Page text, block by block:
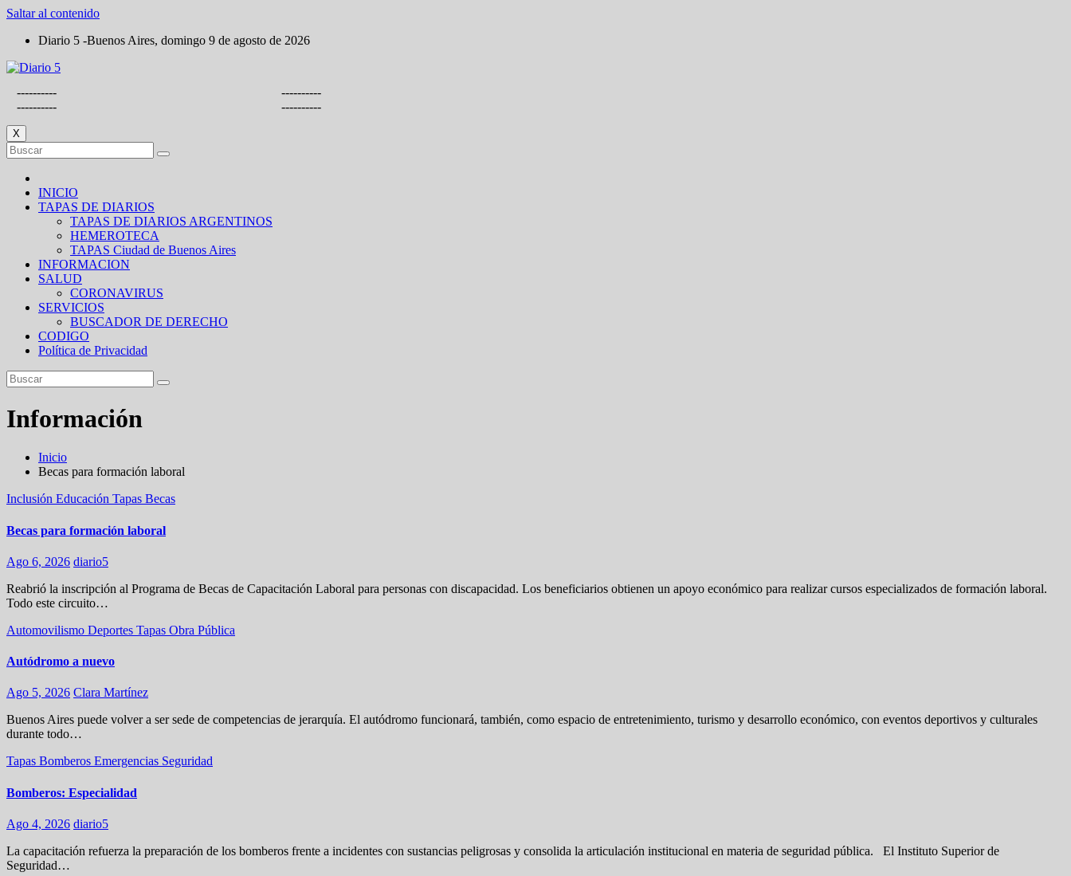
Saltar al contenido
Diario 5 -Buenos Aires, domingo 9 de agosto de 2026
----------
----------
----------
----------
X
INICIO
TAPAS DE DIARIOS
TAPAS DE DIARIOS ARGENTINOS
HEMEROTECA
TAPAS Ciudad de Buenos Aires
INFORMACION
SALUD
CORONAVIRUS
SERVICIOS
BUSCADOR DE DERECHO
CODIGO
Política de Privacidad
Información
Inicio
Becas para formación laboral
Inclusión Educación Tapas Becas
Becas para formación laboral
Ago 6, 2026 diario5
Reabrió la inscripción al Programa de Becas de Capacitación Laboral para personas con discapacidad. Los beneficiarios obtienen un apoyo económico para realizar cursos especializados de formación laboral.
Todo este circuito…
Automovilismo Deportes Tapas Obra Pública
Autódromo a nuevo
Ago 5, 2026 Clara Martínez
Buenos Aires puede volver a ser sede de competencias de jerarquía. El autódromo funcionará, también, como espacio de entretenimiento, turismo y desarrollo económico, con eventos deportivos y culturales
durante todo…
Tapas Bomberos Emergencias Seguridad
Bomberos: Especialidad
Ago 4, 2026 diario5
La capacitación refuerza la preparación de los bomberos frente a incidentes con sustancias peligrosas y consolida la articulación institucional en materia de seguridad pública. El Instituto Superior de
Seguridad…